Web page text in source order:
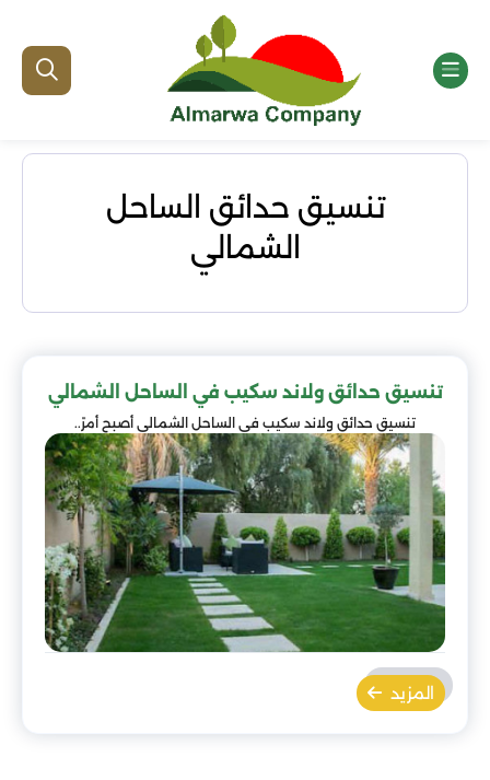
تنسيق حدائق الساحل
الشمالي
تنسيق حدائق ولاند سكيب في الساحل الشمالي
تنسيق حدائق ولاند سكيب في الساحل الشمالي أصبح أمرً..
المزيد